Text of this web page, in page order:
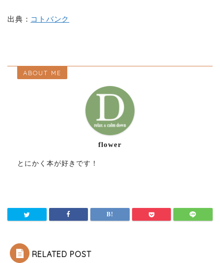
出典： コトバンク
ABOUT ME
flower
とにかく本が好きです！
RELATED POST